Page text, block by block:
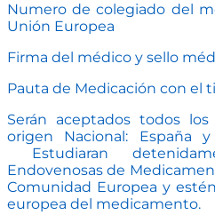
Numero de colegiado del
Unión Europea
Firma del médico y sello
Pauta de Medicación con el
Serán aceptados todos
origen Nacional: España
Estudiaran
Endovenosas de
Comunidad Europea y
europea del medicamento.